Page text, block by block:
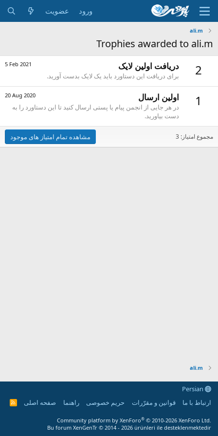
ورود عضویت
ali.m
Trophies awarded to ali.m
2
5 Feb 2021 دریافت اولین لایک
برای دریافت این دستاورد باید یک لایک بدست آورید.
1
20 Aug 2020 اولین ارسال
در هر جایی از انجمن پیام یا پستی ارسال کنید تا این دستاورد را به
دست بیاورید.
مجموع امتیاز: 3 مشاهده تمام امتیاز های موجود
ali.m
ارتباط با ما
قوانین و مقرّرات حریم خصوصی راهنما صفحه اصلی
R
Community platform by XenForo® © 2010-2026 XenForo Ltd.
Bu forum XenGenTr © 2014 - 2026 ürünleri ile desteklenmektedir